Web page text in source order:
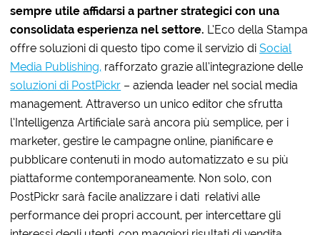
sempre utile affidarsi a partner strategici con una
consolidata esperienza nel settore. L’Eco della Stampa
offre soluzioni di questo tipo come il servizio diSocial
Media Publishing, rafforzato grazie all’integrazione delle
soluzioni di PostPickr – azienda leader nel social media
management. Attraverso un unico editor che sfrutta
l’Intelligenza Artificiale sarà ancora più semplice, per i
marketer, gestire le campagne online, pianificare e
pubblicare contenuti in modo automatizzato e su più
piattaforme contemporaneamente. Non solo, con
PostPickr sarà facile analizzare i dati relativi alle
performance dei propri account, per intercettare gli